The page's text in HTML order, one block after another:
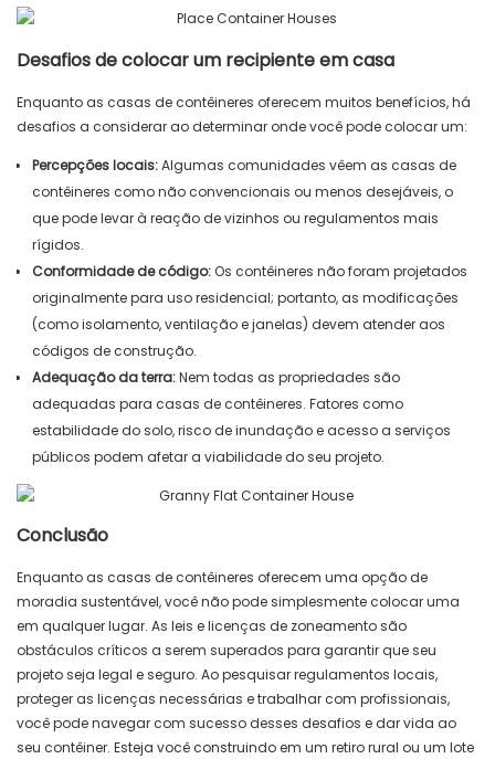
Desafios de colocar um recipiente em casa
Enquanto as casas de contêineres oferecem muitos benefícios, há
desafios a considerar ao determinar onde você pode colocar um:
Percepções locais:Algumas comunidades vêem as casas de
contêineres como não convencionais ou menos desejáveis, o
que pode levar à reação de vizinhos ou regulamentos mais
rígidos.
Conformidade de código:Os contêineres não foram projetados
originalmente para uso residencial; portanto, as modificações
(como isolamento, ventilação e janelas) devem atender aos
códigos de construção.
Adequação da terra:Nem todas as propriedades são
adequadas para casas de contêineres. Fatores como
estabilidade do solo, risco de inundação e acesso a serviços
públicos podem afetar a viabilidade do seu projeto.
Conclusão
Enquanto as casas de contêineres oferecem uma opção de
moradia sustentável, você não pode simplesmente colocar uma
em qualquer lugar. As leis e licenças de zoneamento são
obstáculos críticos a serem superados para garantir que seu
projeto seja legal e seguro. Ao pesquisar regulamentos locais,
proteger as licenças necessárias e trabalhar com profissionais,
você pode navegar com sucesso desses desafios e dar vida ao
seu contêiner. Esteja você construindo em um retiro rural ou um lote